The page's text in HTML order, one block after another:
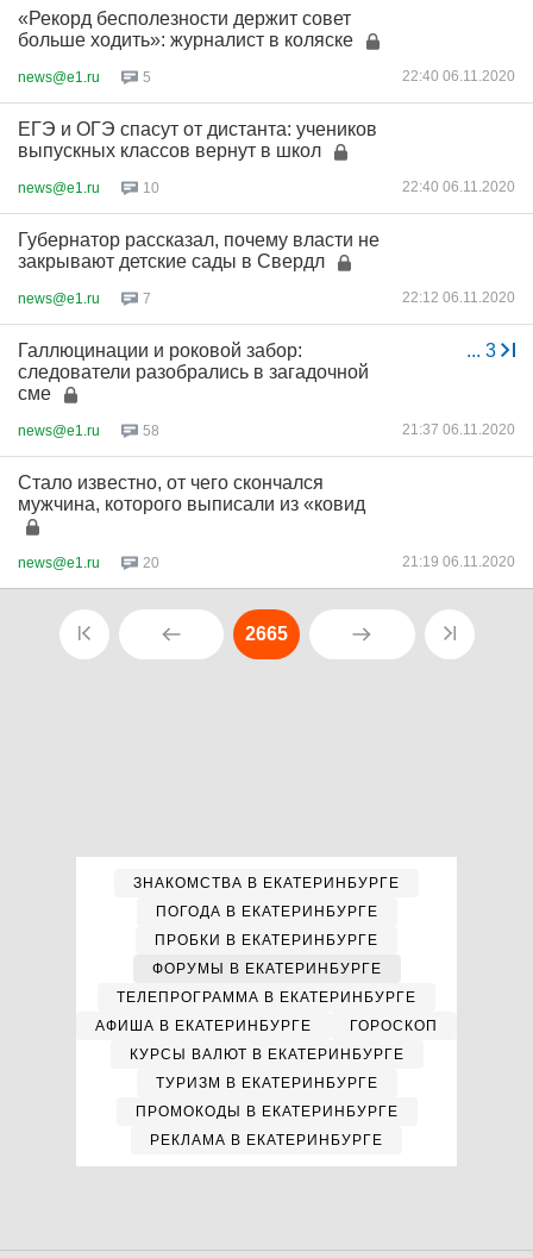
«Рекорд бесполезности держит совет
больше ходить»: журналист в коляске
news@e1.ru 5 22:40 06.11.2020
ЕГЭ и ОГЭ спасут от дистанта: учеников
выпускных классов вернут в школ
news@e1.ru 10 22:40 06.11.2020
Губернатор рассказал, почему власти не
закрывают детские сады в Свердл
news@e1.ru 7 22:12 06.11.2020
... 3
Галлюцинации и роковой забор:
следователи разобрались в загадочной
сме
news@e1.ru 58 21:37 06.11.2020
Стало известно, от чего скончался
мужчина, которого выписали из «ковид
news@e1.ru 20 21:19 06.11.2020
2665
ЗНАКОМСТВА В ЕКАТЕРИНБУРГЕ
ПОГОДА В ЕКАТЕРИНБУРГЕ
ПРОБКИ В ЕКАТЕРИНБУРГЕ
ФОРУМЫ В ЕКАТЕРИНБУРГЕ
ТЕЛЕПРОГРАММА В ЕКАТЕРИНБУРГЕ
АФИША В ЕКАТЕРИНБУРГЕ
ГОРОСКОП
КУРСЫ ВАЛЮТ В ЕКАТЕРИНБУРГЕ
ТУРИЗМ В ЕКАТЕРИНБУРГЕ
ПРОМОКОДЫ В ЕКАТЕРИНБУРГЕ
РЕКЛАМА В ЕКАТЕРИНБУРГЕ